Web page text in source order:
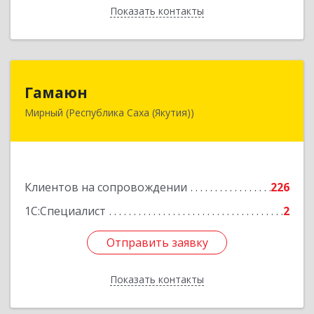
Показать контакты
Назад
Гамаюн
Мирный (Республика Саха (Якутия))
Клиентов на сопровождении
226
1С:Специалист
2
Отправить заявку
Показать контакты
678170, Саха /Якутия/ Респ, Мирнинский у,
Подробнее
Отправить заявку
Назад